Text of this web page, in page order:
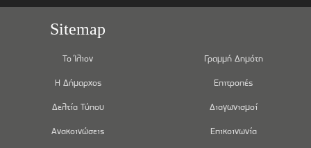
Sitemap
Το Ίλιον
Η Δήμαρχος
Δελτία Τύπου
Ανακοινώσεις
Γραμμή Δημότη
Επιτροπές
Διαγωνισμοί
Επικοινωνία